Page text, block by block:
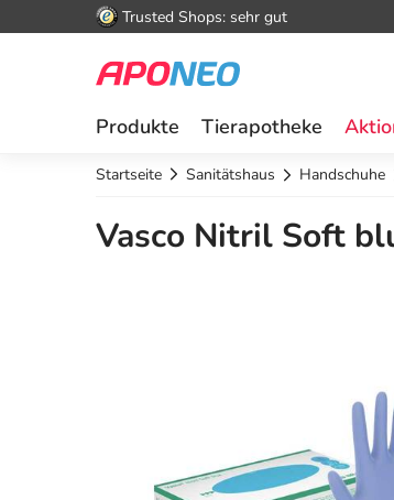
Trusted Shops: sehr gut
Produkte Tierapotheke
Startseite Sanitätshaus Handschuhe
Vasco Nitril Soft